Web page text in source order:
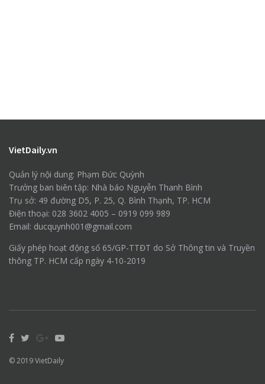
VietDaily.vn
Quản lý nội dung: Phạm Đức Quỳnh
Trưởng ban biên tập: Nhà báo Nguyễn Thanh Bình
Trụ sở: 49 đường D5, P. 25, Q. Bình Thạnh, TP. HCM
Điện thoại: 028 3602 4005 – 0919 099 989
Email: ducquynh001@gmail.com
Giấy phép hoạt động số 65/GP-TTĐT do Sở Thông tin và Truyền
thông TP. HCM cấp ngày 4-10-2019
© 2019VietDaily